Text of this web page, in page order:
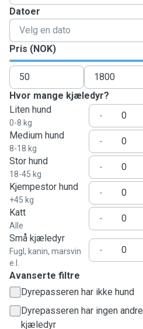
Datoer
Pris (NOK)
Hvor mange kjæledyr?
Liten hund
0-8 kg
-
Medium hund
8-18 kg
-
Stor hund
18-45 kg
-
Kjempestor hund
+45 kg
-
Katt
Alle
-
Små kjæledyr
Fugl, kanin, marsvin
e.l.
-
Avanserte filtre
Dyrepasseren har ikke hund
Dyrepasseren har ingen andre
kjæledyr